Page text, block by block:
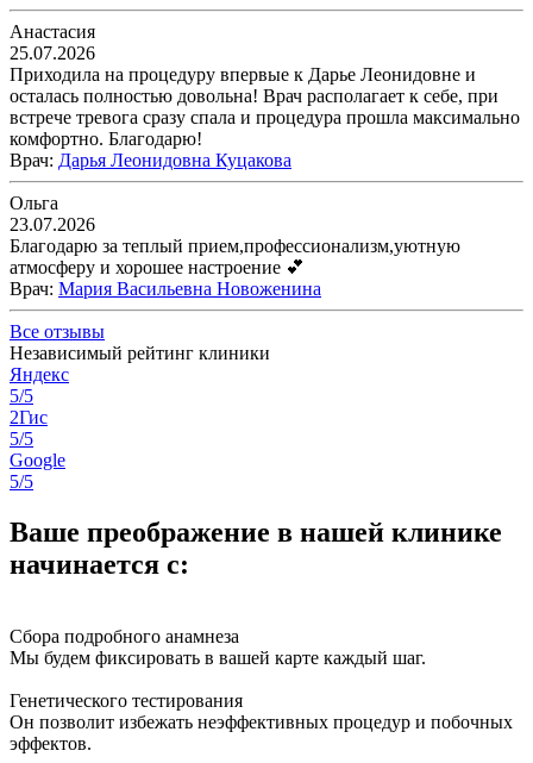
Анастасия
25.07.2026
Приходила на процедуру впервые к Дарье Леонидовне и
осталась полностью довольна! Врач располагает к себе, при
встрече тревога сразу спала и процедура прошла максимально
комфортно. Благодарю!
Врач: Дарья Леонидовна Куцакова
Ольга
23.07.2026
Благодарю за теплый прием,профессионализм,уютную
атмосферу и хорошее настроение 💕
Врач: Мария Васильевна Новоженина
Все отзывы
Независимый рейтинг клиники
Яндекс
5/5
2Гис
5/5
Google
5/5
Ваше преображение в нашей клинике
начинается с:
Сбора подробного анамнеза
Мы будем фиксировать в вашей карте каждый шаг.
Генетического тестирования
Он позволит избежать неэффективных процедур и побочных
эффектов.